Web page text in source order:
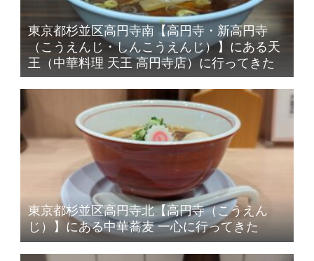
東京都杉並区高円寺南【高円寺・新高円寺
（こうえんじ・しんこうえんじ）】にある天
王（中華料理 天王 高円寺店）に行ってきた
東京都杉並区高円寺北【高円寺（こうえん
じ）】にある中華蕎麦 一心に行ってきた